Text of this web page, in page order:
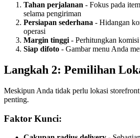
Tahan perjalanan - Fokus pada
selama pengiriman
Persiapan sederhana - Hidangan
operasi
Margin tinggi - Perhitungkan
Siap difoto - Gambar menu Anda
Langkah 2: Pemilihan
Meskipun Anda tidak perlu lokasi
penting.
Faktor Kunci: